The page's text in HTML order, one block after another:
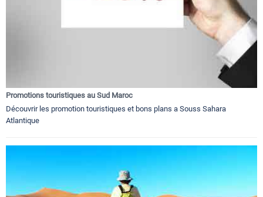
Promotions touristiques au Sud Maroc
Découvrir les promotion touristiques et bons plans a Souss Sahara
Atlantique